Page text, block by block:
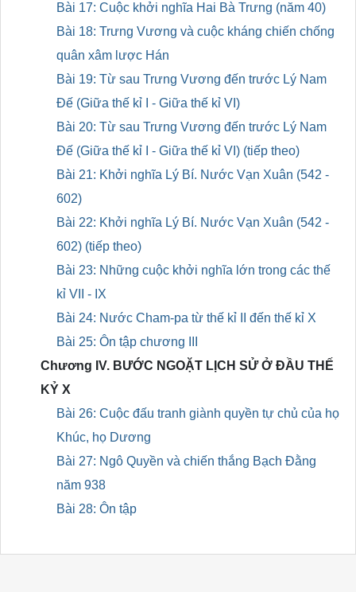
Bài 17: Cuộc khởi nghĩa Hai Bà Trưng (năm 40)
Bài 18: Trưng Vương và cuộc kháng chiến chống
quân xâm lược Hán
Bài 19: Từ sau Trưng Vương đến trước Lý Nam
Đế (Giữa thế kỉ I - Giữa thế kỉ VI)
Bài 20: Từ sau Trưng Vương đến trước Lý Nam
Đế (Giữa thế kỉ I - Giữa thế kỉ VI) (tiếp theo)
Bài 21: Khởi nghĩa Lý Bí. Nước Vạn Xuân (542 -
602)
Bài 22: Khởi nghĩa Lý Bí. Nước Vạn Xuân (542 -
602) (tiếp theo)
Bài 23: Những cuộc khởi nghĩa lớn trong các thế
kỉ VII - IX
Bài 24: Nước Cham-pa từ thế kỉ II đến thế kỉ X
Bài 25: Ôn tập chương III
Chương IV. BƯỚC NGOẶT LỊCH SỬ Ở ĐẦU THẾ
KỶ X
Bài 26: Cuộc đấu tranh giành quyền tự chủ của họ
Khúc, họ Dương
Bài 27: Ngô Quyền và chiến thắng Bạch Đằng
năm 938
Bài 28: Ôn tập